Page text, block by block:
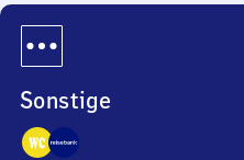
Sonstige